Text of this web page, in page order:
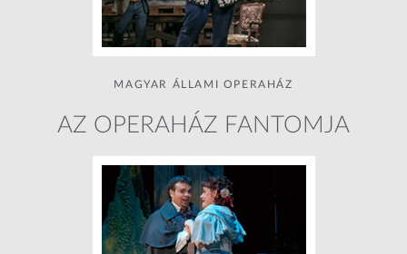
MAGYAR ÁLLAMI OPERAHÁZ
AZ OPERAHÁZ FANTOMJA